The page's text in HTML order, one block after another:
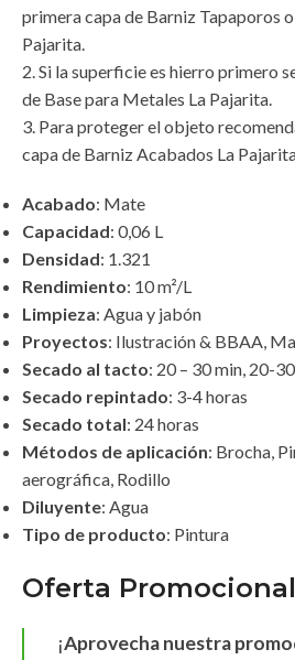
primera capa de Barniz Tapaporos
Pajarita.
2. Si la superficie es hierro primero
de Base para Metales La Pajarita.
3. Para proteger el objeto
capa de Barniz Acabados La
Acabado: Mate
Capacidad: 0,06 L
Densidad: 1.321
Rendimiento: 10 m²/L
Limpieza: Agua y jabón
Proyectos: Ilustración & BBAA,
Secado al tacto: 20 – 30 min, 20-
Secado repintado: 3-4 horas
Secado total: 24 horas
Métodos de aplicación: Brocha,
aerográfica, Rodillo
Diluyente: Agua
Tipo de producto: Pintura
Oferta
¡Aprovecha nuestra